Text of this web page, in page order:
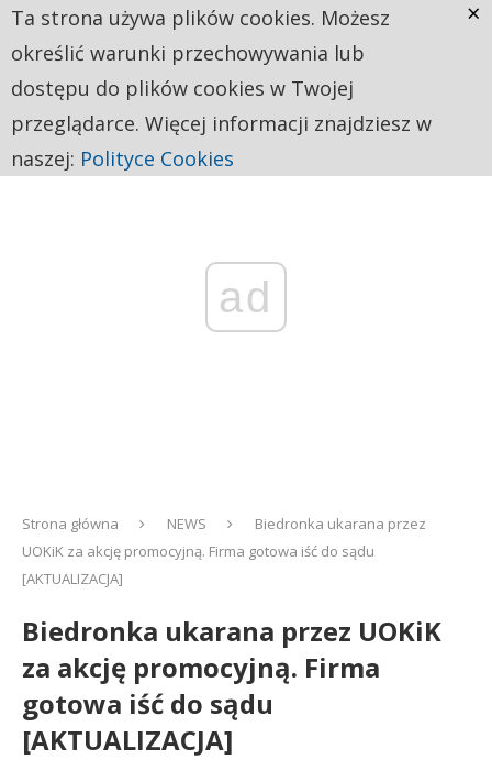
ad
Strona główna NEWS
Biedronka ukarana przez
UOKiK za akcję promocyjną. Firma gotowa iść do sądu
[AKTUALIZACJA]
Biedronka ukarana przez UOKiK
za akcję promocyjną. Firma
gotowa iść do sądu
[AKTUALIZACJA]
Ta strona używa plików cookies. Możesz
określić warunki przechowywania lub
dostępu do plików cookies w Twojej
przeglądarce. Więcej informacji znajdziesz w
naszej: Polityce Cookies
×